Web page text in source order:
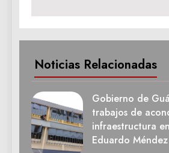
Noticias Relacionadas
Gobierno de
trabajos de
infraestructura
Eduardo Méndez